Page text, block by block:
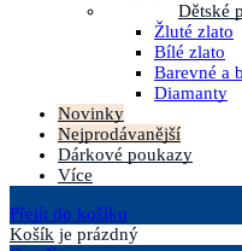
Dětské
Žluté zlato
Bílé zlato
Barevné a
Diamanty
Novinky
Nejprodávanější
Dárkové poukazy
Více
Přejít do košíku
Košík je prázdný